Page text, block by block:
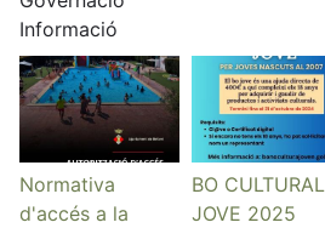
Informació
Normativa
d'accés a la
BO CULTURAL
JOVE 2025